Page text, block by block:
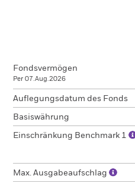
Fondsvermögen
Per 07.Aug.2026
Auflegungsdatum des Fonds
Basiswährung
Einschränkung Benchmark 1
Max. Ausgabeaufschlag